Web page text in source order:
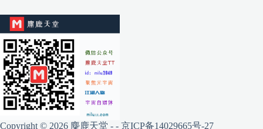
Copyright © 2026 麋鹿天堂 - - 京ICP备14029665号-27